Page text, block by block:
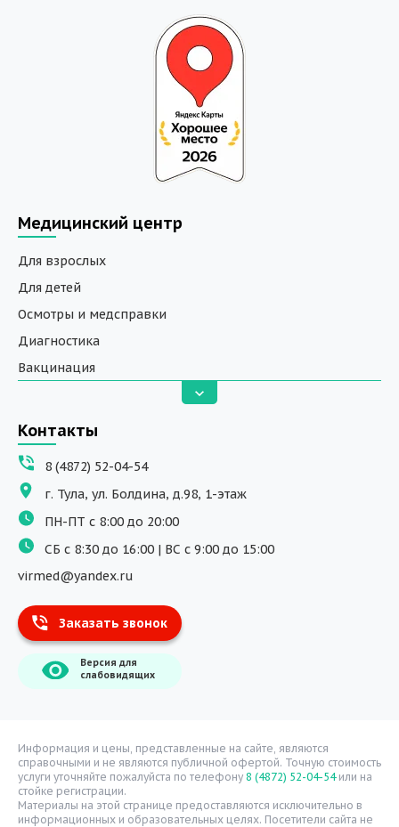
Медицинский центр
Для взрослых
Для детей
Осмотры и медсправки
Диагностика
Вакцинация
Вызов на дом
ДНК исследования
Программы обучения
Физиотерапия
ДМС
Массаж
Тест на хеликобактер
Информация
О компании
Расписание врачей
Надзорные органы
Статьи
Контакты
8 (4872) 52-04-54
г. Тула, ул. Болдина, д.98, 1-этаж
ПН-ПТ с 8:00 до 20:00
СБ с 8:30 до 16:00 | ВС с 9:00 до 15:00
virmed@yandex.ru
Заказать звонок
Версия для
слабовидящих
Информация и цены, представленные на сайте, являются
справочными и не являются публичной офертой. Точную стоимость
услуги уточняйте пожалуйста по телефону 8 (4872) 52-04-54или на
стойке регистрации.
Материалы на этой странице предоставляются исключительно в
информационных и образовательных целях. Посетители сайта не